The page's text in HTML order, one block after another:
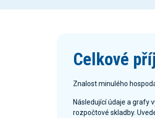
Celkové
Znalost minulého
Následující údaje a grafy
rozpočtové skladby.